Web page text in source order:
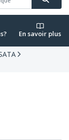
En savoir plus